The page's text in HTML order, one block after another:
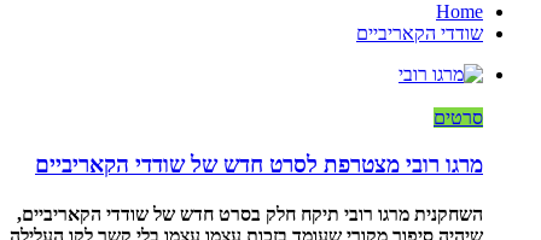
Home
שודדי הקאריביים
סרטים
מרגו רובי מצטרפת לסרט חדש של שודדי הקאריביים
השחקנית מרגו רובי תיקח חלק בסרט חדש של שודדי הקאריביים,